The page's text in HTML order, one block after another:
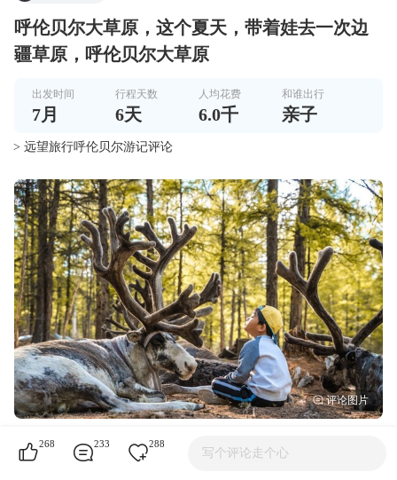
呼伦贝尔大草原，这个夏天，带着娃去一次边
疆草原，呼伦贝尔大草原
出发时间
7月
行程天数
6天
人均花费
6.0千
和谁出行
亲子
> 远望旅行呼伦贝尔游记评论
268 233 288
写个评论走个心